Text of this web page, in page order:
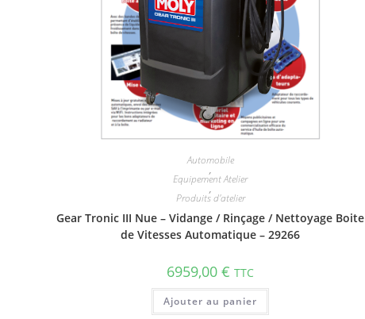
Automobile
,
Equipement Atelier
,
Produits d'atelier
Gear Tronic III Nue – Vidange / Rinçage / Nettoyage Boite
de Vitesses Automatique – 29266
6959,00€ TTC
Ajouter au panier